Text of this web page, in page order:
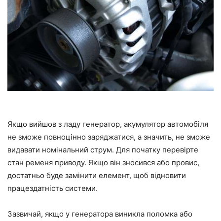
Якщо вийшов з ладу генератор, акумулятор автомобіля
не зможе повноцінно заряджатися, а значить, не зможе
видавати номінальний струм. Для початку перевірте
стан ременя приводу. Якщо він зносився або провис,
достатньо буде замінити елемент, щоб відновити
працездатність системи.
Зазвичай, якщо у генератора виникла поломка або